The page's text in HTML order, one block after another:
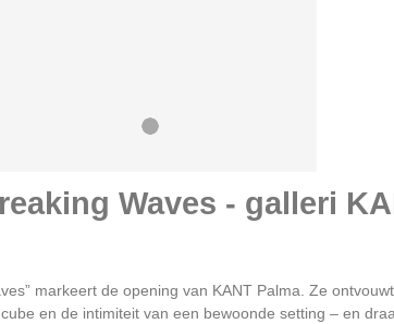
Waves - galleri
markeert de opening van KANT Palma. Ze
en de intimiteit van een bewoonde setting – en